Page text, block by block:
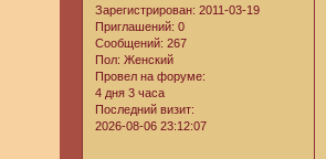
Зарегистрирован: 2011-03-19
Приглашений: 0
Сообщений: 267
Пол: Женский
Провел на форуме:
4 дня 3 часа
Последний визит:
2026-08-06 23:12:07